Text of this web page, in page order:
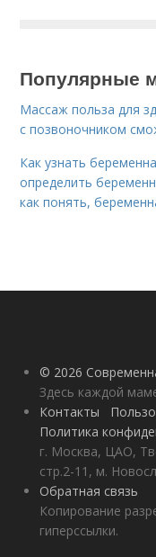
Популярные
Массаж польза для
с позвоночником
Как узнать
определить
как понять,
© 2026
Здесь каждой
Контакты
Политика
г. Москва, ЦАО,
стр.2-11, м.
Обратная связь
Копирование
гиперссылки.